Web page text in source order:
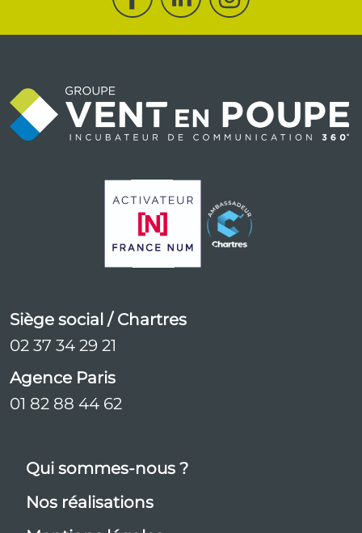
Siège social / Chartres
02 37 34 29 21
Agence Paris
01 82 88 44 62
Qui sommes-nous ?
Nos réalisations